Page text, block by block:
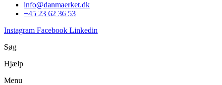
info@danmaerket.dk
+45 23 62 36 53
Instagram Facebook Linkedin
Søg
Hjælp
Menu